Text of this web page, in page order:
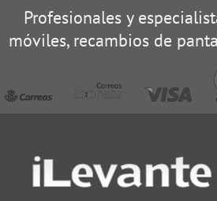
Profesionales y
móviles, recambios de